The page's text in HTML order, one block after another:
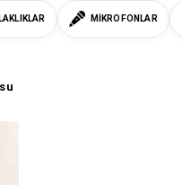
MIKROFONLAR